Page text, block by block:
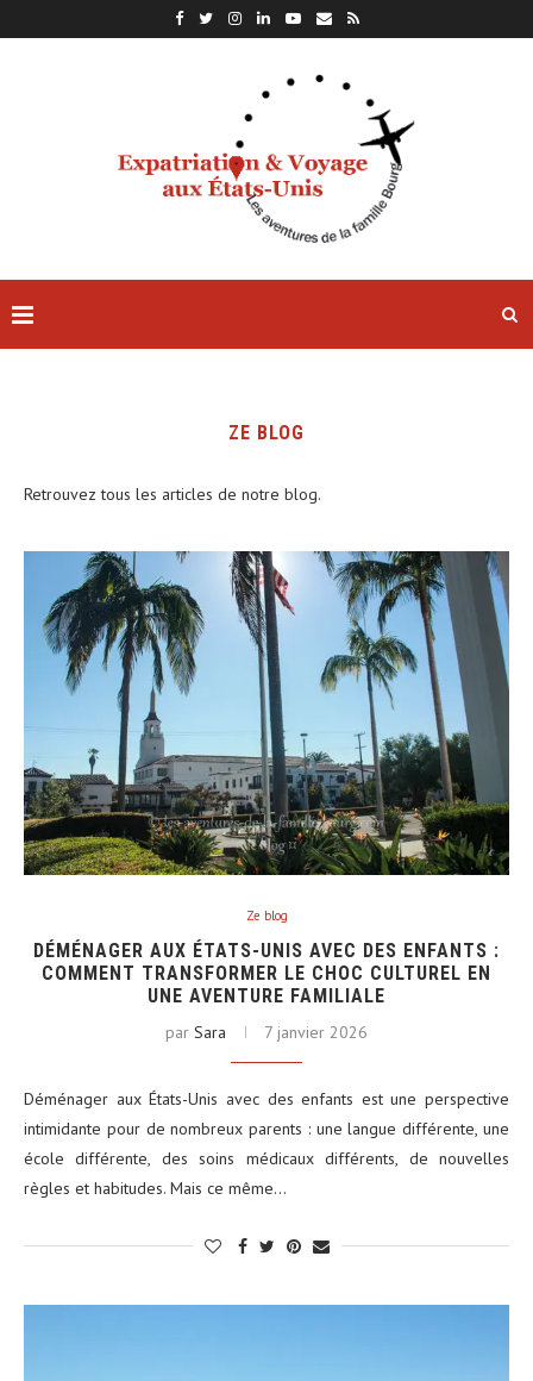
ZE BLOG
Retrouvez tous les articles de notre blog.
Ze blog
DÉMÉNAGER AUX ÉTATS-UNIS AVEC DES ENFANTS :
COMMENT TRANSFORMER LE CHOC CULTUREL EN
UNE AVENTURE FAMILIALE
par Sara 7 janvier 2026
Déménager aux États-Unis avec des enfants est une perspective
intimidante pour de nombreux parents : une langue différente, une
école différente, des soins médicaux différents, de nouvelles
règles et habitudes. Mais ce même…